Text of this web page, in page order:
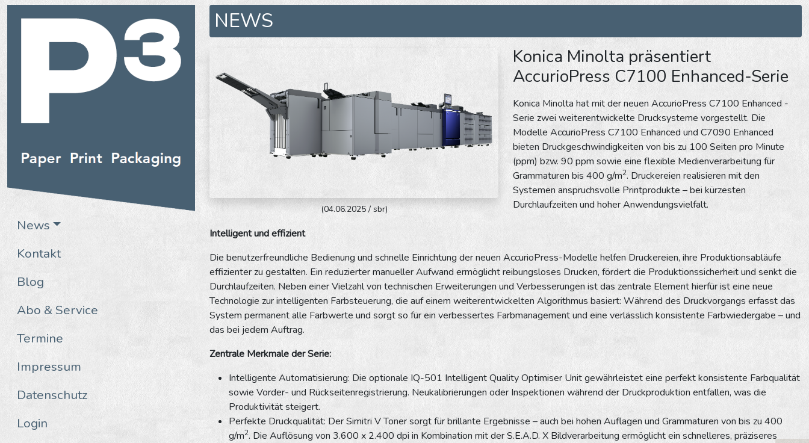
News
Kontakt
Blog
Abo & Service
Termine
Impressum
Datenschutz
Login
NEWS
(04.06.2025 / sbr)
Konica Minolta präsentiert
AccurioPress C7100 Enhanced-Serie
Konica Minolta hat mit der neuen AccurioPress C7100 Enhanced -
Serie zwei weiterentwickelte Drucksysteme vorgestellt. Die
Modelle AccurioPress C7100 Enhanced und C7090 Enhanced
bieten Druckgeschwindigkeiten von bis zu 100 Seiten pro Minute
(ppm) bzw. 90 ppm sowie eine flexible Medienverarbeitung für
Grammaturen bis 400 g/m2. Druckereien realisieren mit den
Systemen anspruchsvolle Printprodukte – bei kürzesten
Durchlaufzeiten und hoher Anwendungsvielfalt.
Intelligent und effizient
Die benutzerfreundliche Bedienung und schnelle Einrichtung der neuen AccurioPress-Modelle helfen Druckereien, ihre Produktionsabläufe
effizienter zu gestalten. Ein reduzierter manueller Aufwand ermöglicht reibungsloses Drucken, fördert die Produktionssicherheit und senkt die
Durchlaufzeiten. Neben einer Vielzahl von technischen Erweiterungen und Verbesserungen ist das zentrale Element hierfür ist eine neue
Technologie zur intelligenten Farbsteuerung, die auf einem weiterentwickelten Algorithmus basiert: Während des Druckvorgangs erfasst das
System permanent alle Farbwerte und sorgt so für ein verbessertes Farbmanagement und eine verlässlich konsistente Farbwiedergabe – und
das bei jedem Auftrag.
Zentrale Merkmale der Serie:
Intelligente Automatisierung: Die optionale IQ-501 Intelligent Quality Optimiser Unit gewährleistet eine perfekt konsistente Farbqualität
sowie Vorder- und Rückseitenregistrierung. Neukalibrierungen oder Inspektionen während der Druckproduktion entfallen, was die
Produktivität steigert.
Perfekte Druckqualität: Der Simitri V Toner sorgt für brillante Ergebnisse – auch bei hohen Auflagen und Grammaturen von bis zu 400
g/m2. Die Auflösung von 3.600 x 2.400 dpi in Kombination mit der S.E.A.D. X Bildverarbeitung ermöglicht ein schnelleres, präziseres